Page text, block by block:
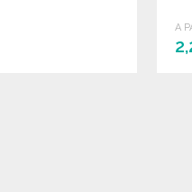
A